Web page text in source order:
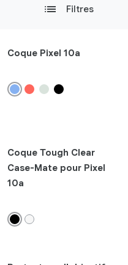
list Filtres
Les plus récents
Compatibilité
Couleurs
Marques
Coque Pixel 10a
Coque Tough Clear
Case-Mate pour Pixel
10a